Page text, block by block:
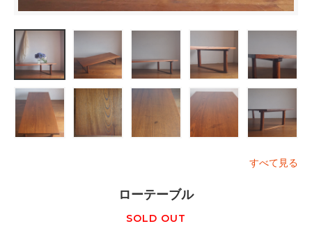
すべて見る
ローテーブル
SOLD OUT